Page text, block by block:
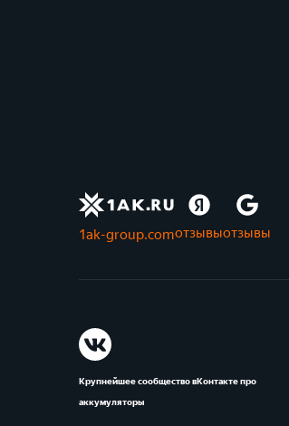
1ak-group.comотзывыотзывы
Крупнейшее сообщество вКонтакте про
аккумуляторы